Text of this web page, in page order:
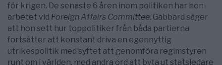
för krigen. De senaste 6 åren inom politiken har hon
arbetet vid Foreign Affairs Committee. Gabbard säger
att hon sett hur toppolitiker från båda partierna
fortsätter att konstant driva en egennyttig
utrikespolitik med syftet att genomföra regimstyren
runt om i världen, med andra ord att byta ut statsledare